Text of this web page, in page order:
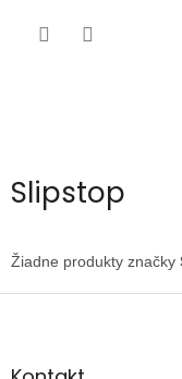
Slipstop
Žiadne produkty značky
Z